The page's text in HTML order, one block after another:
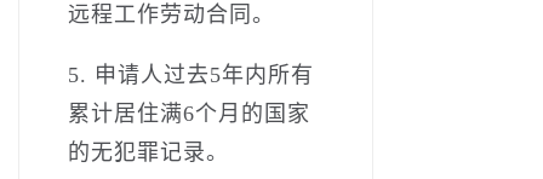
远程工作劳动合同。
5.­ 申请人过去5年内所有
累计居住满6个月的国家
的无犯罪记录。